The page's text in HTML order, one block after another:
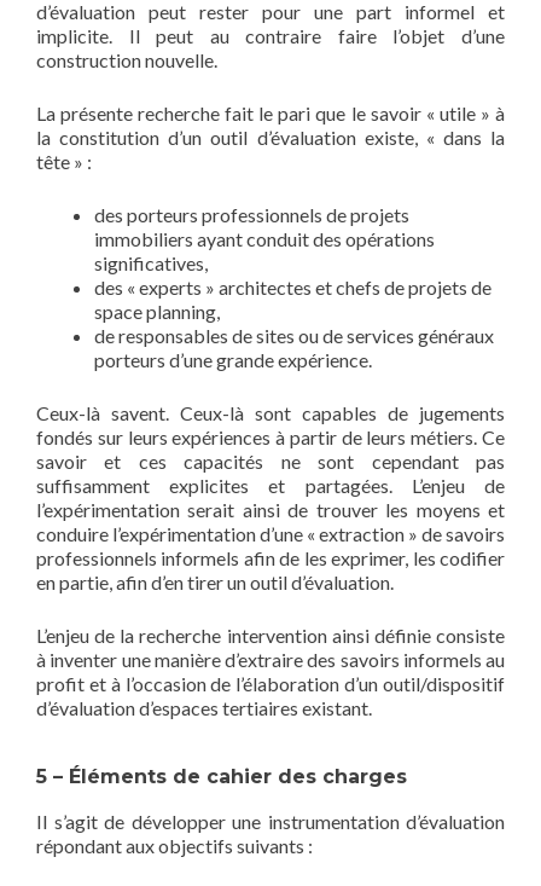
d’évaluation peut rester pour une part informel et
implicite. Il peut au contraire faire l’objet d’une
construction nouvelle.
La présente recherche fait le pari que le savoir « utile » à
la constitution d’un outil d’évaluation existe, « dans la
tête » :
des porteurs professionnels de projets
immobiliers ayant conduit des opérations
significatives,
des « experts » architectes et chefs de projets de
space planning,
de responsables de sites ou de services généraux
porteurs d’une grande expérience.
Ceux-là savent. Ceux-là sont capables de jugements
fondés sur leurs expériences à partir de leurs métiers. Ce
savoir et ces capacités ne sont cependant pas
suffisamment explicites et partagées. L’enjeu de
l’expérimentation serait ainsi de trouver les moyens et
conduire l’expérimentation d’une « extraction » de savoirs
professionnels informels afin de les exprimer, les codifier
en partie, afin d’en tirer un outil d’évaluation.
L’enjeu de la recherche intervention ainsi définie consiste
à inventer une manière d’extraire des savoirs informels au
profit et à l’occasion de l’élaboration d’un outil/dispositif
d’évaluation d’espaces tertiaires existant.
5 – Éléments de cahier des charges
Il s’agit de développer une instrumentation d’évaluation
répondant aux objectifs suivants :